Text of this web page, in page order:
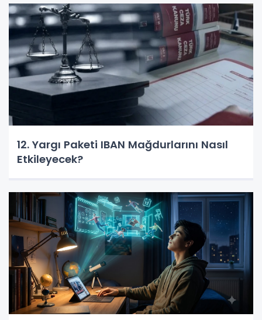
12. Yargı Paketi IBAN Mağdurlarını Nasıl
Etkileyecek?